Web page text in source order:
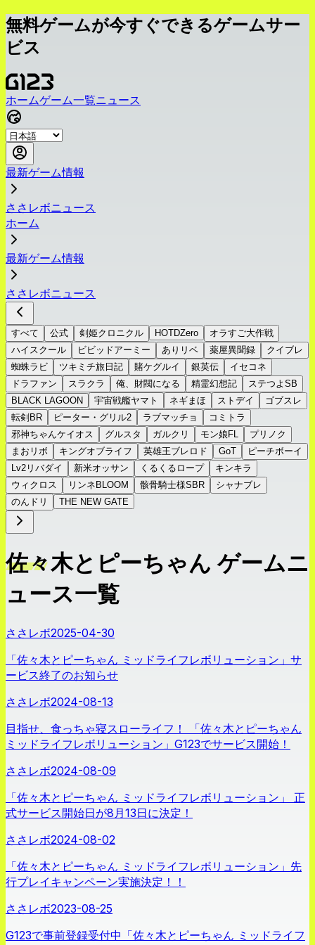
無料ゲームが今すぐできるゲームサー
ビス
ホームゲーム一覧ニュース
最新ゲーム情報
ささレボニュース
ホーム
最新ゲーム情報
ささレボニュース
すべて 公式 剣姫クロニクル HOTDZero
オラすご大作戦
ハイスクール
ビビッドアーミー ありリベ 薬屋異聞録
クイブレ
蜘蛛ラビ
ツキミチ旅日記 賭ケグルイ 銀英伝
イセコネ
ドラファン
スラクラ 俺、財閥になる 精霊幻想記
ステつよSB
BLACK LAGOON
宇宙戦艦ヤマト ネギまほ ストデイ
ゴブスレ
転剣BR
ピーター・グリル2 ラブマッチョ
コミトラ
邪神ちゃんケイオス
グルスタ ガルクリ モン娘FL
プリノク
まおリボ
キングオブライフ 英雄王ブレロド GoT
ピーチボーイ
Lv2リバダイ
新米オッサン くるくるロープ
キンキラ
ウィクロス
リンネBLOOM 骸骨騎士様SBR
シャナブレ
のんドリ
THE NEW GATE
佐々木とピーちゃん ゲームニ
ュース一覧
ささレボ2025-04-30
「佐々木とピーちゃん ミッドライフレボリューション」サ
ービス終了のお知らせ
ささレボ2024-08-13
目指せ、食っちゃ寝スローライフ！ 「佐々木とピーちゃん
ミッドライフレボリューション」G123でサービス開始！
ささレボ2024-08-09
「佐々木とピーちゃん ミッドライフレボリューション」 正
式サービス開始日が8月13日に決定！
ささレボ2024-08-02
「佐々木とピーちゃん ミッドライフレボリューション」先
行プレイキャンペーン実施決定！！
ささレボ2023-08-25
G123で事前登録受付中「佐々木とピーちゃん ミッドライフ